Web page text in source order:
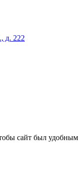
д. 222
сайт был удобным